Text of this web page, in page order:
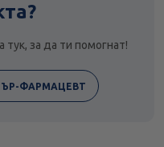
за да ти помогнат!
ФАРМАЦЕВТ